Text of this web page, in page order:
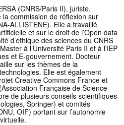
(CNRS/Paris II), juriste,
commission de réflexion sur
ALLISTENE). Elle a travaillé
et sur le droit de l’Open data
d’éthique des sciences du CNRS
à l’Université Paris II et à l’IEP
et E-gouvernement. Docteur
sur les thèmes de la
Elle est également
Creative Commons France et
Française de Science
de plusieurs conseils scientifiques
Springer) et comités
OIF) portant sur l’autonomie